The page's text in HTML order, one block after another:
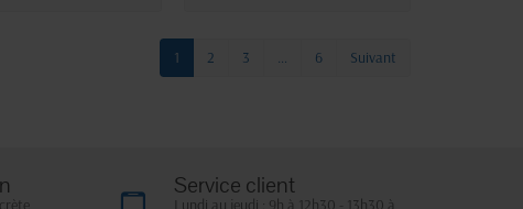
1 2 3 … 6 Suivant
Service client
Lundi au jeudi : 9h à 12h30 - 13h30 à